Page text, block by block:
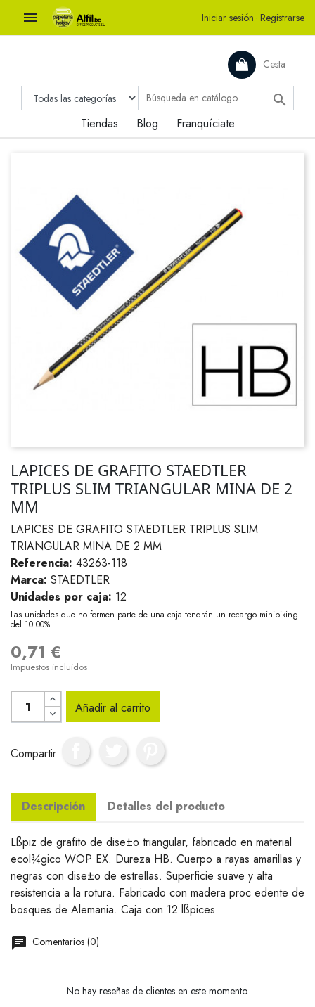
 Iniciar sesión · Registrarse
Cesta

Tiendas Blog Franquíciate
LAPICES DE GRAFITO STAEDTLER
TRIPLUS SLIM TRIANGULAR MINA DE 2
MM
LAPICES DE GRAFITO STAEDTLER TRIPLUS SLIM
TRIANGULAR MINA DE 2 MM
Referencia: 43263-118
Marca: STAEDTLER
Unidades por caja: 12
Las unidades que no formen parte de una caja tendrán un recargo minipiking
del 10.00%
0,71 €
Impuestos incluidos
Añadir al carrito
Compartir
Descripción Detalles del producto
Lßpiz de grafito de dise±o triangular, fabricado en material
ecol¾gico WOP EX. Dureza HB. Cuerpo a rayas amarillas y
negras con dise±o de estrellas. Superficie suave y alta
resistencia a la rotura. Fabricado con madera proc edente de
bosques de Alemania. Caja con 12 lßpices.
Comentarios (0)
No hay reseñas de clientes en este momento.